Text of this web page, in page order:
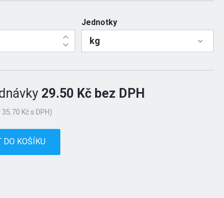
Jednotky
kg
29.50 Kč bez DPH
Kč s DPH)
DO KOŠÍKU